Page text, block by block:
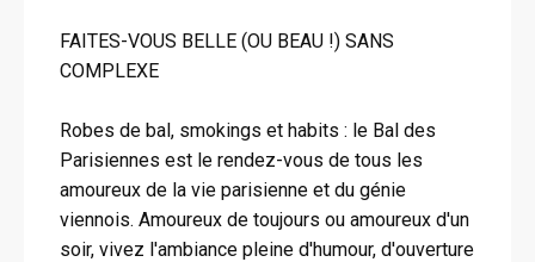
FAITES-VOUS BELLE (OU BEAU !) SANS
COMPLEXE
Robes de bal, smokings et habits : le Bal des
Parisiennes est le rendez-vous de tous les
amoureux de la vie parisienne et du génie
viennois. Amoureux de toujours ou amoureux d'un
soir, vivez l'ambiance pleine d'humour, d'ouverture